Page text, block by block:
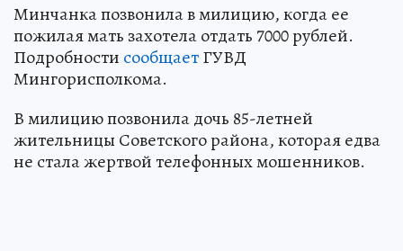
Минчанка позвонила в милицию, когда ее
пожилая мать захотела отдать 7000 рублей.
Подробности сообщаетГУВД
Мингорисполкома.
В милицию позвонила дочь 85-летней
жительницы Советского района, которая едва
не стала жертвой телефонных мошенников.